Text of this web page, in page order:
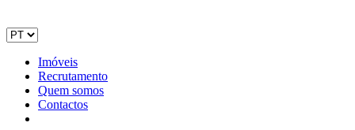
Imóveis
Recrutamento
Quem somos
Contactos